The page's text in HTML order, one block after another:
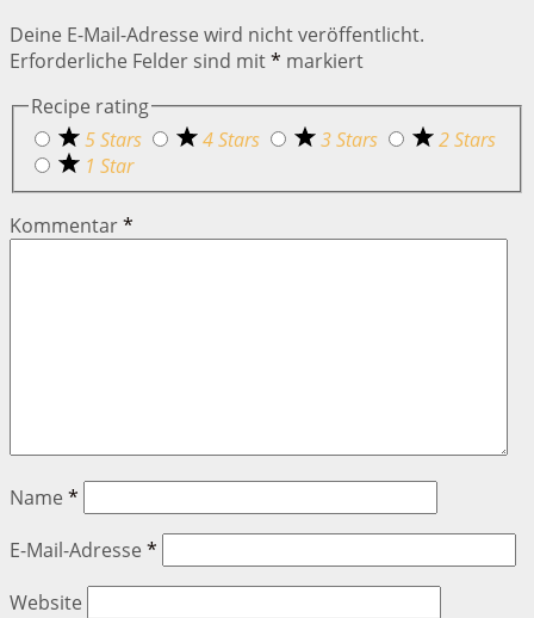
Deine E-Mail-Adresse wird nicht veröffentlicht.
Erforderliche Felder sind mit* markiert
Recipe rating
5 Stars
4 Stars 3 Stars
2 Stars
1 Star
Kommentar*
Name *
E-Mail-Adresse *
Website